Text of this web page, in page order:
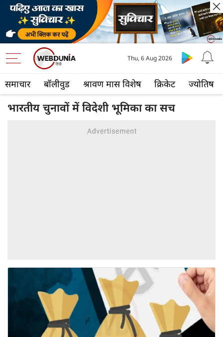
समाचार बॉलीवुड श्रावण मास विशेष क्रिकेट ज्योतिष
Thu, 6 Aug 2026
भारतीय चुनावों में विदेशी भूमिका का सच